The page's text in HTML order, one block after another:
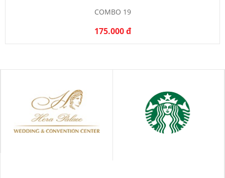
COMBO 19
175.000 đ